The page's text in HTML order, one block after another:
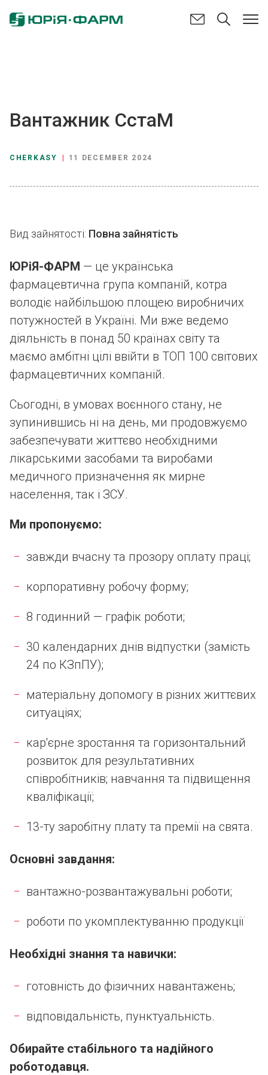
Вантажник СстаМ
CHERKASY 11 DECEMBER 2024
Вид зайнятості: Повна зайнятість
ЮРіЯ-ФАРМ — це українська
фармацевтична група компаній, котра
володіє найбільшою площею виробничих
потужностей в Україні. Ми вже ведемо
діяльність в понад 50 країнах світу та
маємо амбітні цілі ввійти в ТОП 100 світових
фармацевтичних компаній.
Сьогодні, в умовах воєнного стану, не
зупинившись ні на день, ми продовжуємо
забезпечувати життєво необхідними
лікарськими засобами та виробами
медичного призначення як мирне
населення, так і ЗСУ.
Ми пропонуємо:
завжди вчасну та прозору оплату праці;
корпоративну робочу форму;
8 годинний — графік роботи;
30 календарних днів відпустки (замість
24 по КЗпПУ);
матеріальну допомогу в різних життєвих
ситуаціях;
кар'єрне зростання та горизонтальний
розвиток для результативних
співробітників; навчання та підвищення
кваліфікації;
13-ту заробітну плату та премії на свята.
Основні завдання:
вантажно-розвантажувальні роботи;
роботи по укомплектуванню продукції
Необхідні знання та навички:
готовність до фізичних навантажень;
відповідальність, пунктуальність.
Обирайте стабільного та надійного
роботодавця.